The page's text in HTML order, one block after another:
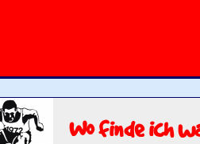
Wo finde ich